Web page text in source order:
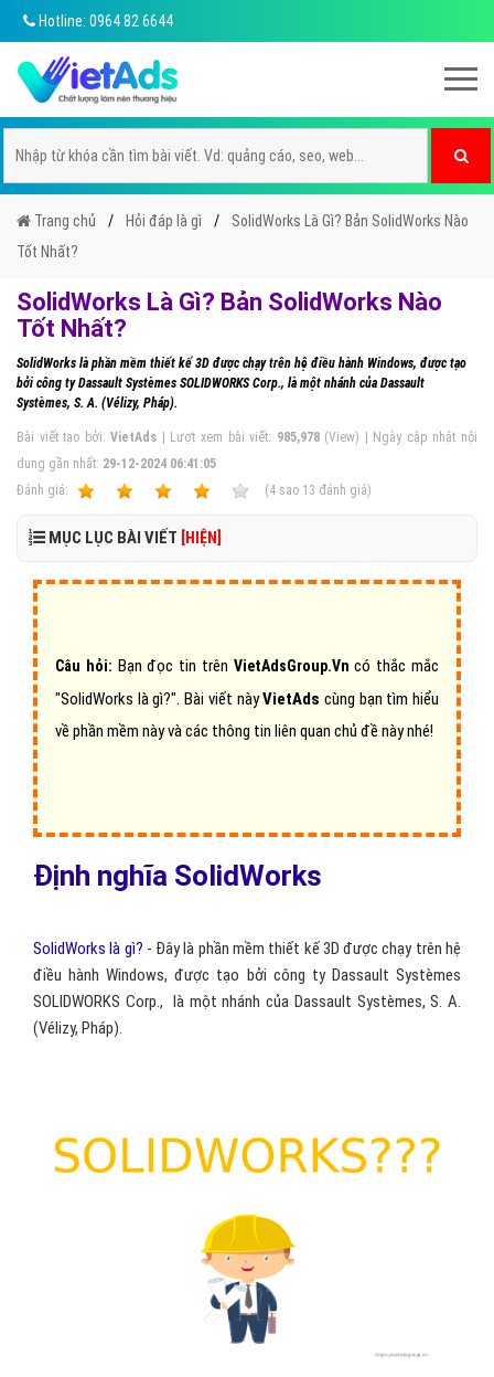
Hotline: 0964 82 6644
Trang chủ Hỏi đáp là gì
SolidWorks Là Gì? Bản SolidWorks Nào
Tốt Nhất?
SolidWorks Là Gì? Bản SolidWorks Nào
Tốt Nhất?
SolidWorks là phần mềm thiết kế 3D được chạy trên hệ điều hành Windows, được tạo
bởi công ty Dassault Systèmes SOLIDWORKS Corp., là một nhánh của Dassault
Systèmes, S. A. (Vélizy, Pháp).
Bài viết tạo bởi:VietAds | Lượt xem bài viết: 985,978(View) | Ngày cập nhật nội
dung gần nhất: 29-12-2024 06:41:05
Ðánh giá:
(4 sao 13 đánh giá)
MỤC LỤC BÀI VIẾT [HIỆN]
Câu hỏi: Bạn đọc tin trên VietAdsGroup.Vn có thắc mắc
"SolidWorks là gì?".Bài viết nàyVietAds cùng bạn tìm hiểu
về phần mềm này và các thông tin liên quan chủ đề này nhé!
Định nghĩa SolidWorks
SolidWorks là gì? - Đây là phần mềm thiết kế 3D được chạy trên hệ
điều hành Windows, được tạo bởi công ty Dassault Systèmes
SOLIDWORKS Corp., là một nhánh của Dassault Systèmes, S. A.
(Vélizy, Pháp).